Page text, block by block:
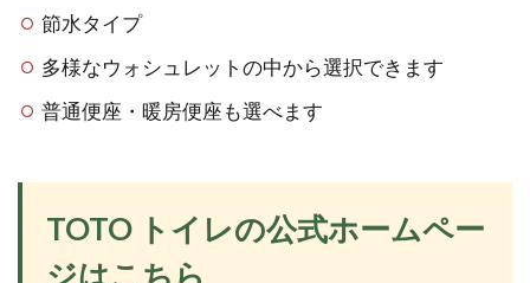
節水タイプ
多様なウォシュレットの中から選択できます
普通便座・暖房便座も選べます
TOTO トイレの公式ホームペー
ジはこちら